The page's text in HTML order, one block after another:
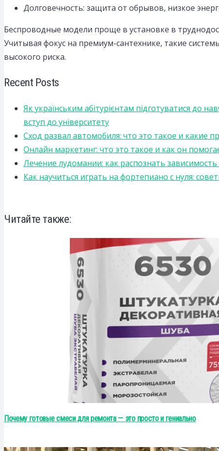
Долговечность: защита от обрывов, низкое
Беспроводные модели проще в установке в
Учитывая фокус на премиум-сантехнике, такие
высокого риска.
Recent Posts
Як українським абітурієнтам підготуватися до
вступ до університету
Сход развал автомобиля: что это такое и какие
Онлайн маркетинг: что это такое и как он
Лечение лудомании: как распознать
Как научиться играть на фортепиано с нуля:
Читайте также:
Почему готовые смеси для ремонта — это просто и гениально